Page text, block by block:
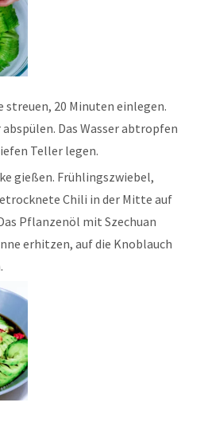
streuen, 20 Minuten einlegen.
Das Wasser abtropfen
Teller legen.
gießen. Frühlingszwiebel,
Chili in der Mitte auf
Pflanzenöl mit Szechuan
erhitzen, auf die Knoblauch